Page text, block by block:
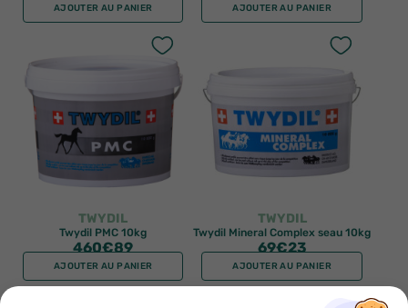
AJOUTER AU PANIER AJOUTER AU PANIER
TWYDIL
Twydil PMC 10kg
460€89
AJOUTER AU PANIER
TWYDIL
Twydil Mineral Complex seau 10kg
69€23
AJOUTER AU PANIER